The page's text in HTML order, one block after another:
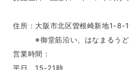
住所：大阪市北区曽根崎新地1-8-
※御堂筋沿い、はなまるうどん
営業時間：
平日 15-21時